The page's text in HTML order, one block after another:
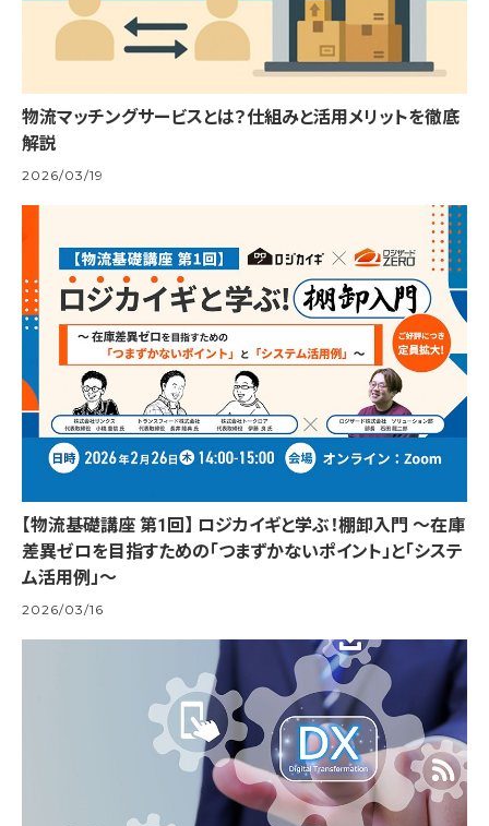
物流マッチングサービスとは？仕組みと活用メリットを徹底
解説
2026/03/19
【物流基礎講座 第1回】 ロジカイギと学ぶ！棚卸入門 ～在庫
差異ゼロを目指すための「つまずかないポイント」と「システ
ム活用例」～
2026/03/16